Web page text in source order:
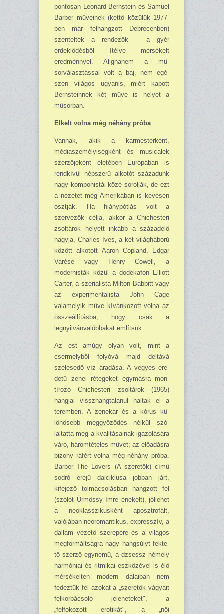
pontosan Leonard Bernstein és Samuel
Barber műveinek (kettő közülük 1977-
ben már felhangzott Debrecenben)
szentelték a rendezők – a gyér
érdeklődésből ítélve mérsé­kelt
eredménnyel. Alighanem a mű­
sorválasztással volt a baj, nem egé­
szen világos ugyanis, miért kapott
Bernsteinnek két műve is helyet a
műsorban.
Elkelt volna még néhány próba
Vannak, akik a karmesterként,
médiaszemélyiségként és musicalek
szerzőjeként életében Európában is
rendkívül népszerű alkotót száza­dunk
nagy komponistái közé sorol­ják, de ezt
a nézetet még Ameriká­ban is kevesen
osztják. Ha hiánypót­lás volt a
szervezők célja, akkor a Chichesteri
zsoltárok helyett inkább a századelő
nagyja, Charles Ives, a két világháború
között alkotott Aaron Copland, Edgar
Varése vagy Henry Cowell, a
modernisták közül a dodekafon Elliott
Carter, a szerialista Milton Babbitt vagy
az experimentalista John Cage
valamelyik műve kívánkozott volna az
össze­állításba, hogy csak a
legnyilvánvalóbbakat említsük.
Az est amúgy olyan volt, mint a
csermelyből folyóvá majd deltává
szélesedő víz áradása. A vegyes ere­
detű zenei rétegeket egymásra mon­
tírozó Chichesteri zsoltárok (1965)
hangjai visszhangtalanul haltak el a
teremben. A zenekar és a kórus kü­
lönösebb meggyőződés nélkül szó­
laltatta meg a kvalitásainak igazolá­sára
váró, háromtételes művet; az előadásra
bizony ráfért volna még néhány próba.
Barber The Lovers (A szeretők) című
sodró erejű dalciklu­sa jobban járt,
kifejező tolmácsolás­ban hangzott fel
(szólót Ürmössy Imre énekelt), jóllehet
a neoklasszi­kusként aposztrofált,
valójában neoromantikus, expresszív, a
dallam vezető szerepére és a világos
megformáltságra nagy hangsúlyt fekte­
tő szerző egynemű, a dzsessz né­mely
harmóniai és ritmikai eszkö­zével is élő
mérsékelten modern da­laiban nem
fedeztük fel azokat a „szeretők vágyait
felkorbácsoló je­leneteket", a
„felfokozott erotikát", a „női